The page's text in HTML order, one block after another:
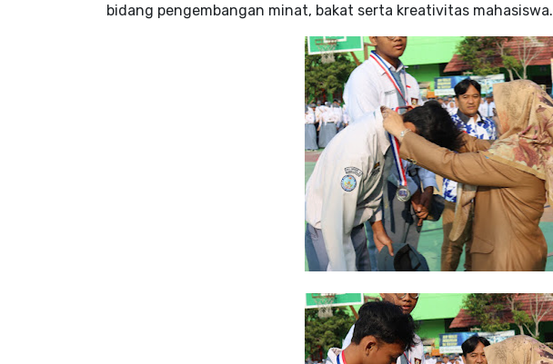
bidang pengembangan minat, bakat serta kreativitas mahasiswa.